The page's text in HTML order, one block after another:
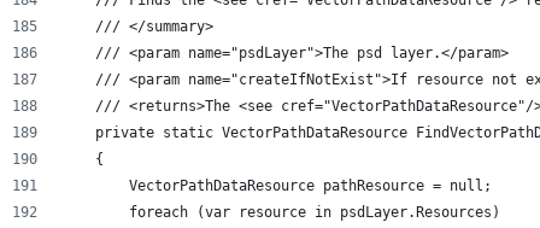
    /// </summary>
    /// <param name="psdLayer">The psd layer.</param>
/// <param name="createIfNotExist">If resource not
/// <returns>The <see
private static VectorPathDataResource
    {
        VectorPathDataResource pathResource = null;
        foreach (var resource in psdLayer.Resources)